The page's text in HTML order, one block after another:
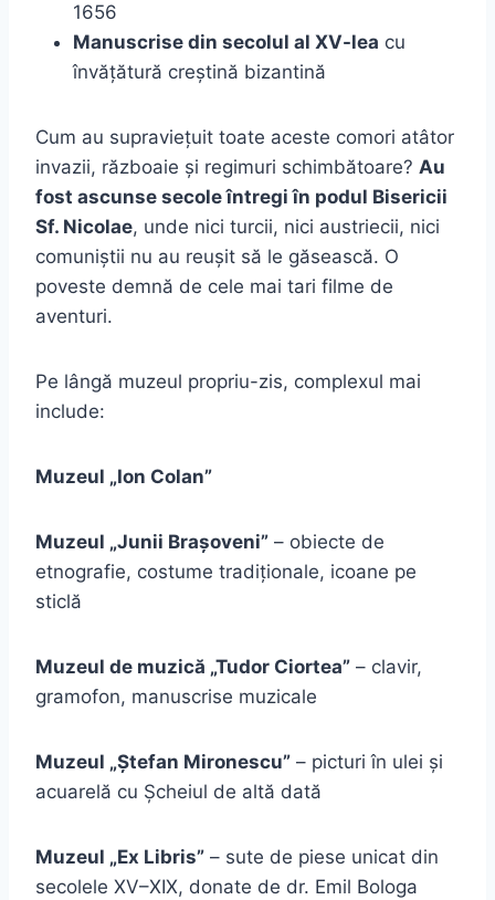
1656
Manuscrise din secolul al XV-lea cu
învățătură creștină bizantină
Cum au supraviețuit toate aceste comori atâtor
invazii, războaie și regimuri schimbătoare? Au
fost ascunse secole întregi în podul Bisericii
Sf. Nicolae, unde nici turcii, nici austriecii, nici
comuniștii nu au reușit să le găsească. O
poveste demnă de cele mai tari filme de
aventuri.
Pe lângă muzeul propriu-zis, complexul mai
include:
Muzeul „Ion Colan”
Muzeul „Junii Brașoveni” – obiecte de
etnografie, costume tradiționale, icoane pe
sticlă
Muzeul de muzică „Tudor Ciortea” – clavir,
gramofon, manuscrise muzicale
Muzeul „Ștefan Mironescu” – picturi în ulei și
acuarelă cu Șcheiul de altă dată
Muzeul „Ex Libris” – sute de piese unicat din
secolele XV–XIX, donate de dr. Emil Bologa